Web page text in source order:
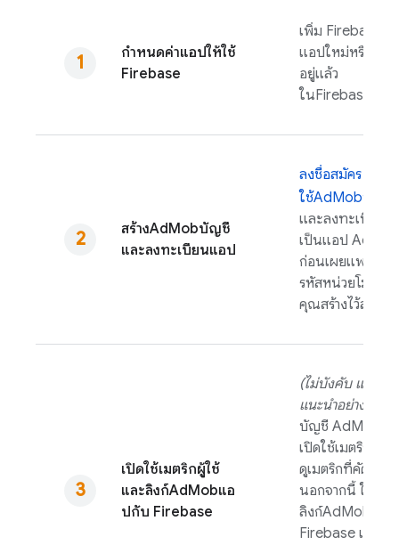
กําหนดค่าแอปให้ใช้
Firebase
เพิ่ม Firebase ไ
แอปใหม่หรือแอ
อยู่แล้ว
ในFirebase
สร้างAdMobบัญชี
และลงทะเบียนแอป
ลงชื่อสมัคร
ใช้AdMobบัญชี
และลงทะเบียน
เป็นแอป
ก่อนเผยแพร่ ให้
รหัสหน่วยโฆษณ
คุณสร้างไว้ลงใน
เปิดใช้เมตริกผู้ใช้
และลิงก์AdMobแอ
ปกับ Firebase
(ไม่บังคับ แต่ขอ
แนะนำอย่างยิ่ง)
บัญชี AdMob
เปิดใช้เมตริกผู้ใช้
ดูเมตริกที่คัดสรร
นอกจากนี้ ให้
ลิงก์AdMob
Firebase เพื่อสํา